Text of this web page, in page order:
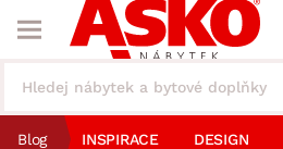
Blog INSPIRACE DESIGN